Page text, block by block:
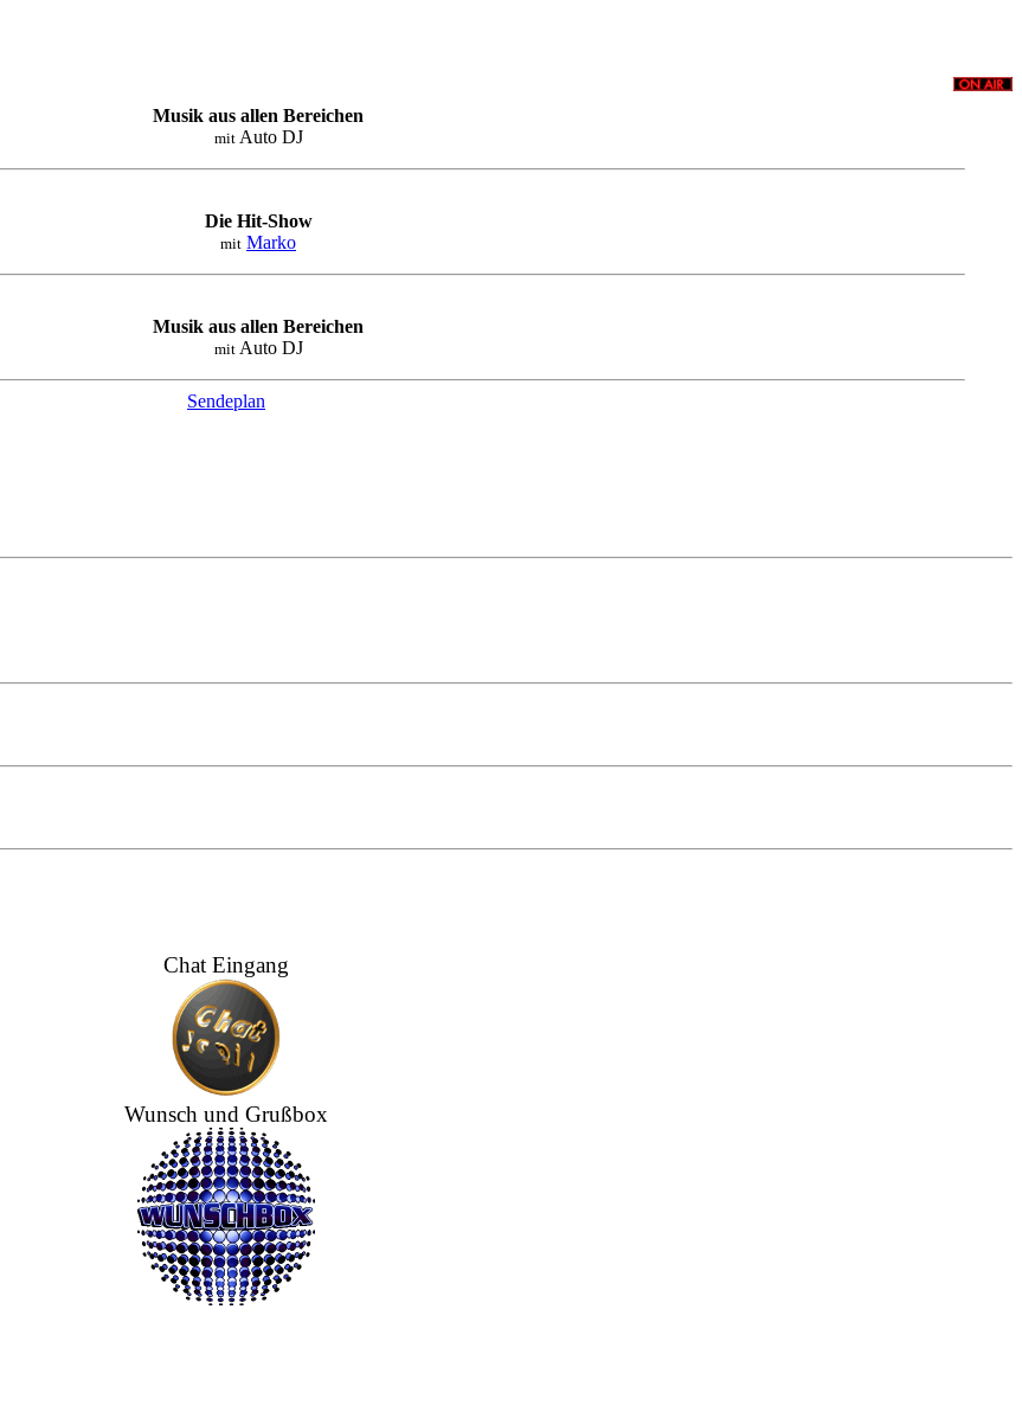
Musik aus allen Bereichen
mitAuto DJ
Die Hit-Show
mit Marko
Musik aus allen Bereichen
mitAuto DJ
Sendeplan
Chat Eingang
Wunsch und Grußbox